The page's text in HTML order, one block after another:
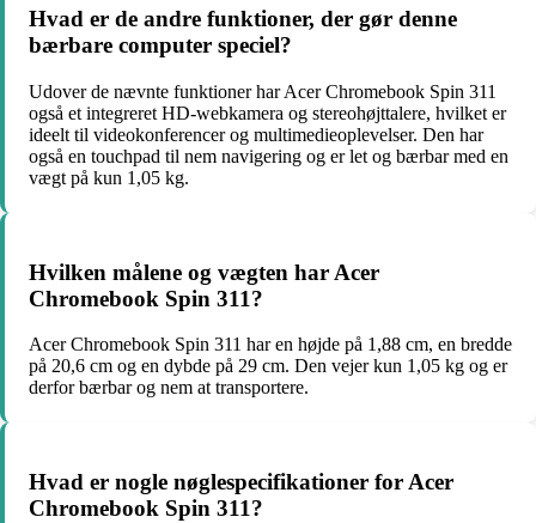
Hvad er de andre funktioner, der gør denne
bærbare computer speciel?
Udover de nævnte funktioner har Acer Chromebook Spin 311
også et integreret HD-webkamera og stereohøjttalere, hvilket er
ideelt til videokonferencer og multimedieoplevelser. Den har
også en touchpad til nem navigering og er let og bærbar med en
vægt på kun 1,05 kg.
Hvilken målene og vægten har Acer
Chromebook Spin 311?
Acer Chromebook Spin 311 har en højde på 1,88 cm, en bredde
på 20,6 cm og en dybde på 29 cm. Den vejer kun 1,05 kg og er
derfor bærbar og nem at transportere.
Hvad er nogle nøglespecifikationer for Acer
Chromebook Spin 311?